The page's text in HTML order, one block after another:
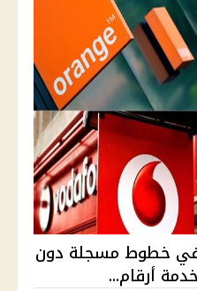
في خطوط مسجلة دون
أرقام...